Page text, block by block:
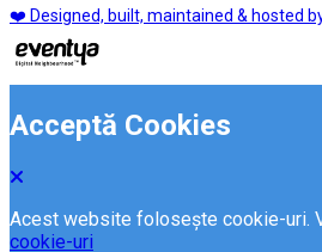
❤️ Designed, built, maintained & hosted
Acceptă Cookies
Acest website folosește cookie-uri.
cookie-uri